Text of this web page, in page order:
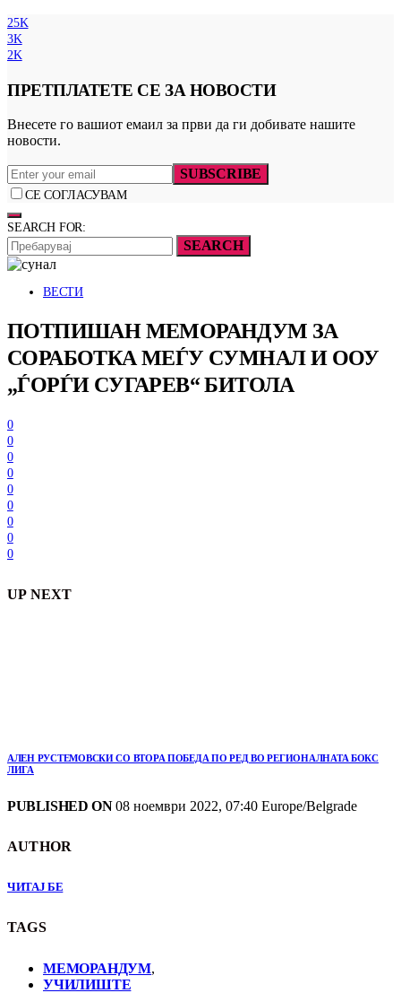
25K
3K
2K
ПРЕТПЛАТЕТЕ СЕ ЗА НОВОСТИ
Внесете го вашиот емаил за први да ги добивате нашите
новости.
SUBSCRIBE
СЕ СОГЛАСУВАМ
SEARCH FOR:
SEARCH
ВЕСТИ
ПОТПИШАН МЕМОРАНДУМ ЗА
СОРАБОТКА МЕЃУ СУМНАЛ И ООУ
„ЃОРЃИ СУГАРЕВ“ БИТОЛА
0
0
0
0
0
0
0
0
0
UP NEXT
АЛЕН РУСТЕМОВСКИ СО ВТОРА ПОБЕДА ПО РЕД ВО РЕГИОНАЛНАТА БОКС
ЛИГА
PUBLISHED ON08 ноември 2022, 07:40 Europe/Belgrade
AUTHOR
ЧИТАЈ БЕ
TAGS
МЕМОРАНДУМ,
УЧИЛИШТЕ